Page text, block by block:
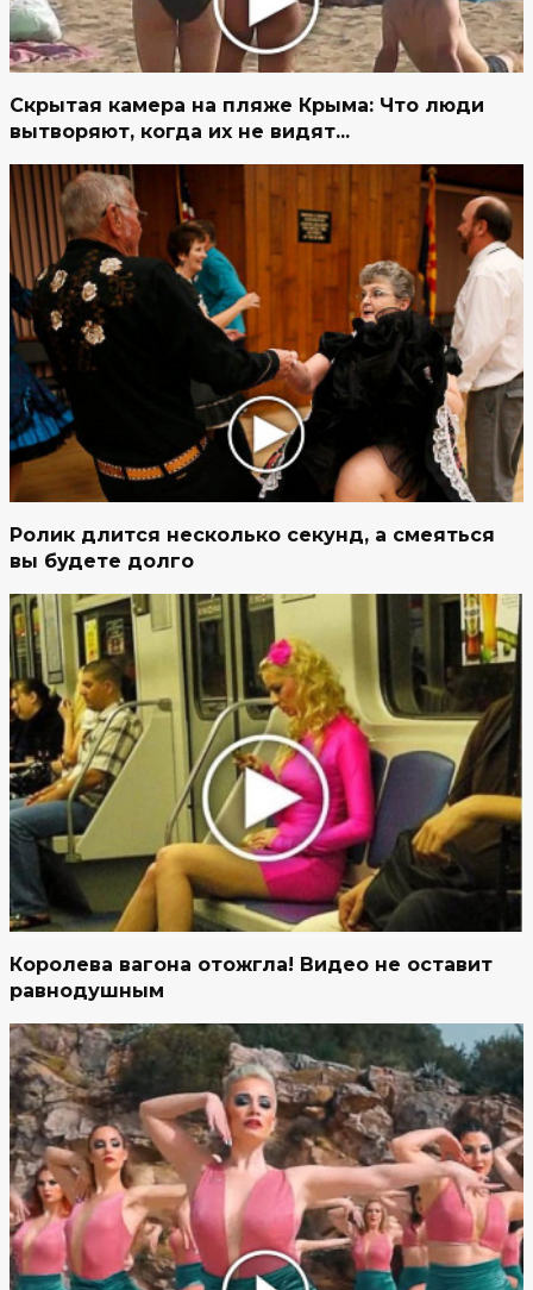
Скрытая камера на пляже Крыма: Что люди
вытворяют, когда их не видят...
Ролик длится несколько секунд, а смеяться
вы будете долго
Королева вагона отожгла! Видео не оставит
равнодушным